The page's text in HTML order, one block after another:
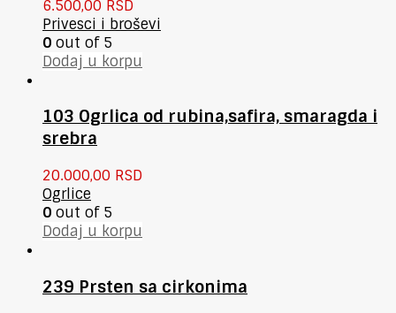
6.500,00 RSD
Privesci i broševi
0 out of 5
Dodaj u korpu
103 Ogrlica od rubina,safira, smaragda i
srebra
20.000,00 RSD
Ogrlice
0 out of 5
Dodaj u korpu
239 Prsten sa cirkonima